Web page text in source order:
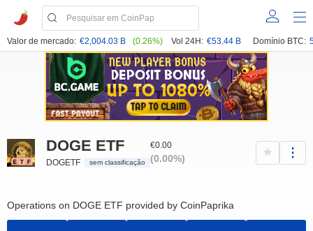
Valor de mercado: €2,004.03 B (0.26%) Vol 24H: €53.44 B Domínio BTC:
DOGE ETF
DOGETF sem classificação
€0.00
(0.00%)
Operations on DOGE ETF provided by CoinPaprika